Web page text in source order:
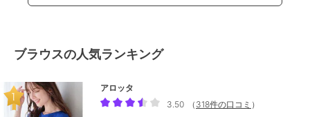
ブラウスの人気ランキング
アロッタ
3.50
（ 318件の口コミ ）